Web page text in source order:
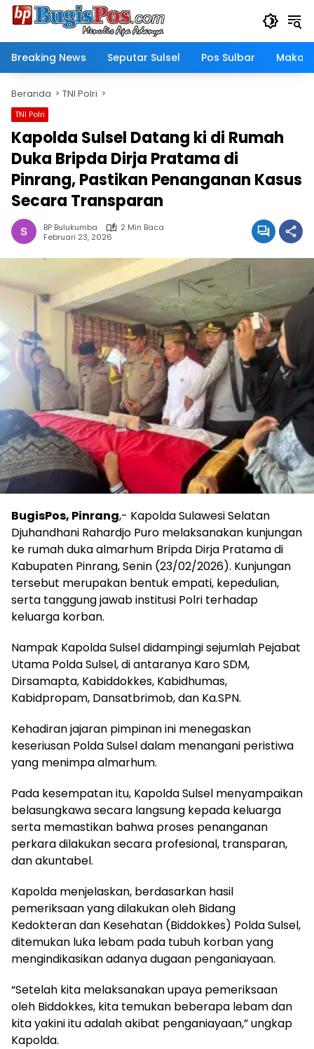
Langsung
Breaking News
Seputar Sulsel Pos Sulbar
Beranda TNI Polri
TNI Polri
Kapolda Sulsel Datang ki di Rumah
Duka Bripda Dirja Pratama di
Pinrang, Pastikan Penanganan Kasus
Secara Transparan
BP Bulukumba
2 Min Baca
Februari 23, 2026
BugisPos, Pinrang,- Kapolda Sulawesi Selatan
Djuhandhani Rahardjo Puro melaksanakan kunjungan
ke rumah duka almarhum Bripda Dirja Pratama di
Kabupaten Pinrang, Senin (23/02/2026). Kunjungan
tersebut merupakan bentuk empati, kepedulian,
serta tanggung jawab institusi Polri terhadap
keluarga korban.
Nampak Kapolda Sulsel didampingi sejumlah Pejabat
Utama Polda Sulsel, di antaranya Karo SDM,
Dirsamapta, Kabiddokkes, Kabidhumas,
Kabidpropam, Dansatbrimob, dan Ka.SPN.
Kehadiran jajaran pimpinan ini menegaskan
keseriusan Polda Sulsel dalam menangani peristiwa
yang menimpa almarhum.
Pada kesempatan itu, Kapolda Sulsel menyampaikan
belasungkawa secara langsung kepada keluarga
serta memastikan bahwa proses penanganan
perkara dilakukan secara profesional, transparan,
dan akuntabel.
Kapolda menjelaskan, berdasarkan hasil
pemeriksaan yang dilakukan oleh Bidang
Kedokteran dan Kesehatan (Biddokkes) Polda Sulsel,
ditemukan luka lebam pada tubuh korban yang
mengindikasikan adanya dugaan penganiayaan.
“Setelah kita melaksanakan upaya pemeriksaan
oleh Biddokkes, kita temukan beberapa lebam dan
kita yakini itu adalah akibat penganiayaan,” ungkap
Kapolda.